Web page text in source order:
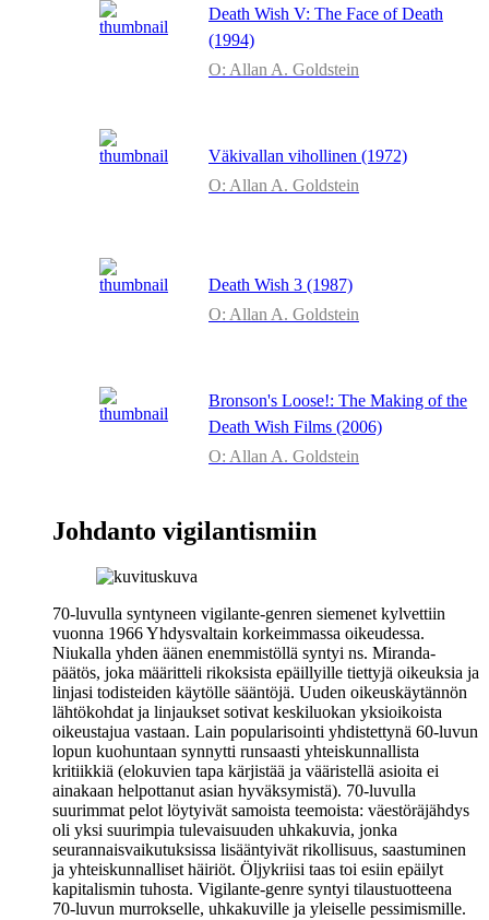
Death Wish V: The Face of Death
(1994)
O: Allan A. Goldstein
Väkivallan vihollinen (1972)
O: Allan A. Goldstein
Death Wish 3 (1987)
O: Allan A. Goldstein
Bronson's Loose!: The Making of the
Death Wish Films (2006)
O: Allan A. Goldstein
Johdanto vigilantismiin
70‑luvulla syntyneen vigilante-genren siemenet kylvettiin
vuonna 1966 Yhdysvaltain korkeimmassa oikeudessa.
Niukalla yhden äänen enemmistöllä syntyi ns. Miranda-
päätös, joka määritteli rikoksista epäillyille tiettyjä oikeuksia ja
linjasi todisteiden käytölle sääntöjä. Uuden oikeuskäytännön
lähtökohdat ja linjaukset sotivat keskiluokan yksioikoista
oikeustajua vastaan. Lain popularisointi yhdistettynä 60‑luvun
lopun kuohuntaan synnytti runsaasti yhteiskunnallista
kritiikkiä (elokuvien tapa kärjistää ja vääristellä asioita ei
ainakaan helpottanut asian hyväksymistä). 70‑luvulla
suurimmat pelot löytyivät samoista teemoista: väestöräjähdys
oli yksi suurimpia tulevaisuuden uhkakuvia, jonka
seurannaisvaikutuksissa lisääntyivät rikollisuus, saastuminen
ja yhteiskunnalliset häiriöt. Öljykriisi taas toi esiin epäilyt
kapitalismin tuhosta. Vigilante-genre syntyi tilaustuotteena
70‑luvun murrokselle, uhkakuville ja yleiselle pessimismille.